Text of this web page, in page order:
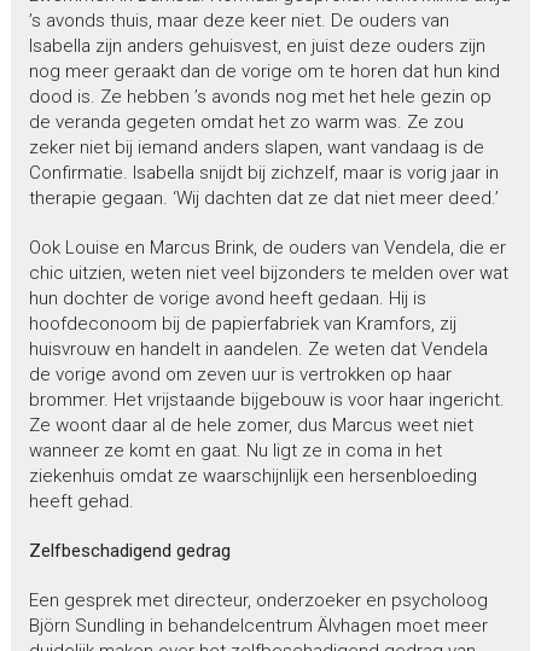
’s avonds thuis, maar deze keer niet. De ouders van
Isabella zijn anders gehuisvest, en juist deze ouders zijn
nog meer geraakt dan de vorige om te horen dat hun kind
dood is. Ze hebben ’s avonds nog met het hele gezin op
de veranda gegeten omdat het zo warm was. Ze zou
zeker niet bij iemand anders slapen, want vandaag is de
Confirmatie. Isabella snijdt bij zichzelf, maar is vorig jaar in
therapie gegaan. ‘Wij dachten dat ze dat niet meer deed.’
Ook Louise en Marcus Brink, de ouders van Vendela, die er
chic uitzien, weten niet veel bijzonders te melden over wat
hun dochter de vorige avond heeft gedaan. Hij is
hoofdeconoom bij de papierfabriek van Kramfors, zij
huisvrouw en handelt in aandelen. Ze weten dat Vendela
de vorige avond om zeven uur is vertrokken op haar
brommer. Het vrijstaande bijgebouw is voor haar ingericht.
Ze woont daar al de hele zomer, dus Marcus weet niet
wanneer ze komt en gaat. Nu ligt ze in coma in het
ziekenhuis omdat ze waarschijnlijk een hersenbloeding
heeft gehad.
Zelfbeschadigend gedrag
Een gesprek met directeur, onderzoeker en psycholoog
Björn Sundling in behandelcentrum Älvhagen moet meer